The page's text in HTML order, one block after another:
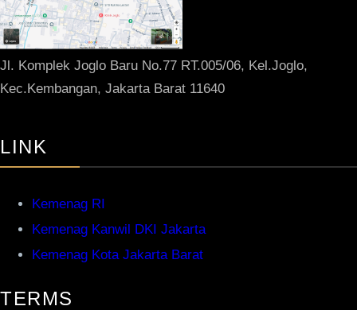
Jl. Komplek Joglo Baru No.77 RT.005/06, Kel.Joglo,
Kec.Kembangan, Jakarta Barat 11640
LINK
Kemenag RI
Kemenag Kanwil DKI Jakarta
Kemenag Kota Jakarta Barat
TERMS